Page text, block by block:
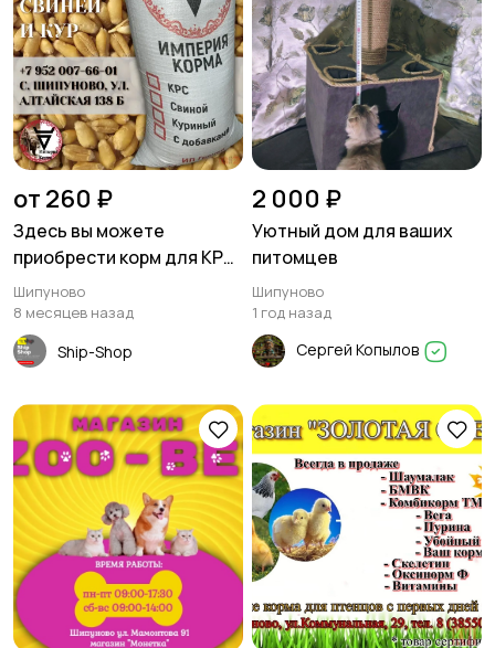
от 260 ₽
Здесь вы можете
приобрести корм для КРС,
свиней и кур в Шипуново
Шипуново
8 месяцев назад
Ship-Shop
2 000 ₽
Уютный дом для ваших
питомцев
Шипуново
1 год назад
Сергей Копылов